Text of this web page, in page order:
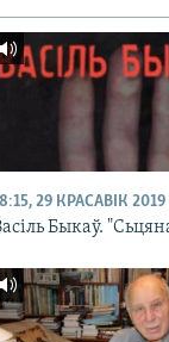
29 КРАСАВІК 2019
Быкаў.